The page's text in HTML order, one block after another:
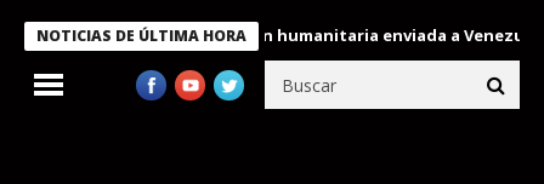
NOTICIAS DE ÚLTIMA HORA
a miembros de la misión humanitaria enviada a Venezuela